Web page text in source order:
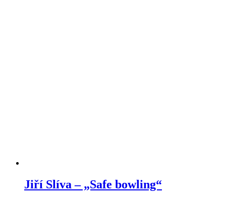
Jiří Slíva – „Safe bowling“